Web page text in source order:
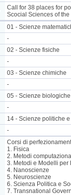
Call for 38 places for
Scocial Sciences of
01 - Scienze
-
02 - Scienze fisiche
-
03 - Scienze chimiche
-
05 - Scienze biologiche
-
14 - Scienze politiche
-
Corsi di
1. Fisica
2. Metodi
3. Metodi e Modelli
4. Nanoscienze
5. Neuroscienze
6. Scienza Politica e
7. Transnational